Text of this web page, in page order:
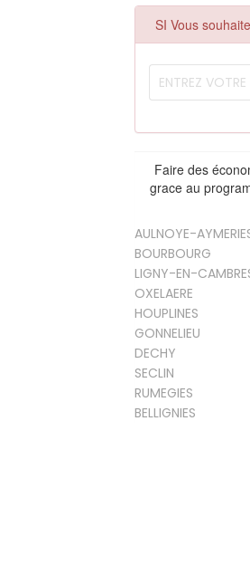
SI Vous
Faire des
grace au
AULNOYE-
BOURBOURG
LIGNY-EN-
OXELAERE
HOUPLINES
GONNELIEU
DECHY
SECLIN
RUMEGIES
BELLIGNIES